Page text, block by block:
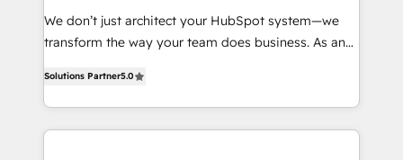
Canada, Germany, France, Belgium, Singapore, and
South Africa. Certified compliant with ISO/IEC
international offices and 175+ employees.
We don’t just architect your HubSpot system—we
transform the way your team does business. As an
creating tailored, end-to-end CRM solutions that
accelerate growth, improve operational efficiency,
and ensure faster time to value on HubSpot. What
Solutions Partner5.0